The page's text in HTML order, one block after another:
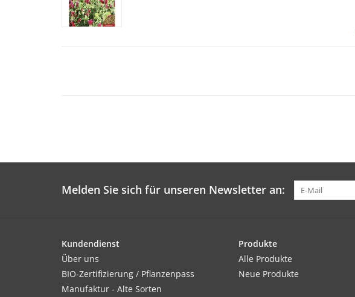
Melden Sie sich für unseren Newsletter an:
Kundendienst
Über uns
BIO-Zertifizierung / Pflanzenpass
Manufaktur - Alte Sorten
Produkte
Alle Produkte
Neue Produkte